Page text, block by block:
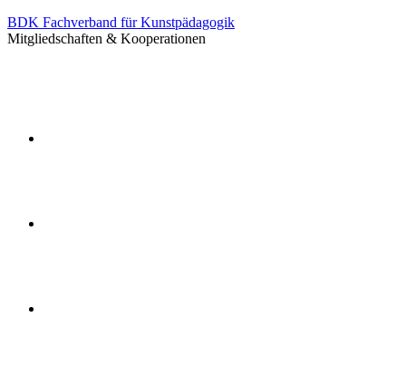
BDK Fachverband für Kunstpädagogik
Mitgliedschaften & Kooperationen